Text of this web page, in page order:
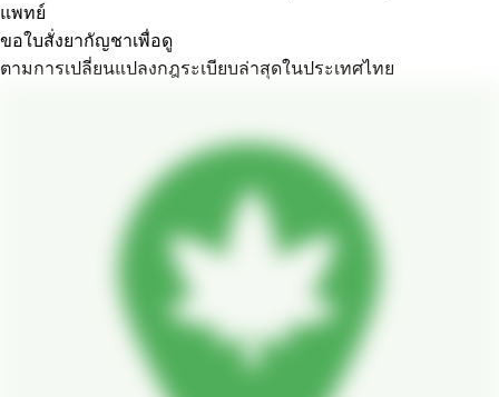
แพทย์
ขอใบสั่งยากัญชาเพื่อดู
ตามการเปลี่ยนแปลงกฎระเบียบล่าสุดในประเทศไทย